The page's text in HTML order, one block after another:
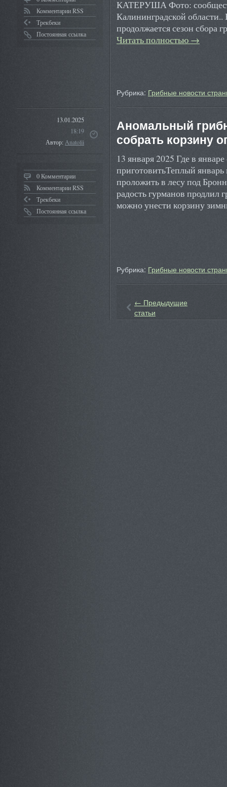
Комментарии RSS
Трекбеки
Постоянная ссылка
КАТЕРУША Фото:
Калининградской
продолжается сезон сбора
Читать полностью →
Рубрика: Грибные новости
13.01.2025
18:19
Автор:Anatolii
0 Комментарии
Комментарии RSS
Трекбеки
Постоянная ссылка
Аномальный
собрать корзину
13 января 2025 Где в
приготовитьТеплый
проложить в лесу под
радость гурманов
можно унести корзину
Рубрика: Грибные новости
← Предыдущие
статьи